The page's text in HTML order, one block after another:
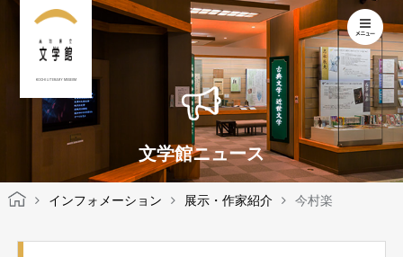
KOCHI LITERARY MUSEUM
文学館ニュース
インフォメーション 展示・作家紹介 今村楽